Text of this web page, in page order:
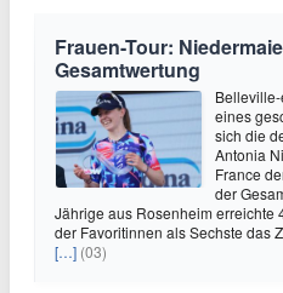
Frauen-Tour:
Gesamtwertung
eines
sich die
Antonia
France
der
Jährige aus Rosenheim erreichte
der Favoritinnen als Sechste das
[…] (03)